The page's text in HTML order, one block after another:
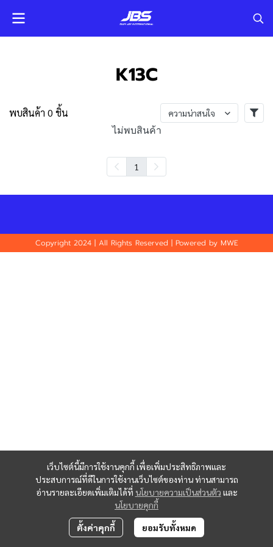
K13C
พบสินค้า 0 ชิ้น ความน่าสนใจ
ไม่พบสินค้า
1
เว็บไซต์นี้มีการใช้งานคุกกี้ เพื่อเพิ่มประสิทธิภาพและ
ประสบการณ์ที่ดีในการใช้งานเว็บไซต์ของท่าน ท่านสามารถ
อ่านรายละเอียดเพิ่มเติมได้ที่ นโยบายความเป็นส่วนตัว และ
นโยบายคุกกี้
ตั้งค่าคุกกี้ ยอมรับทั้งหมด
Copyright 2024 | All Rights Reserved | Powered by MWE